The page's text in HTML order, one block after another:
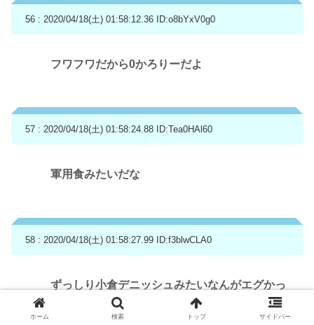
56 : 2020/04/18(土) 01:58:12.36 ID:o8bYxV0g0
フワフワだから0かろりーだよ
57 : 2020/04/18(土) 01:58:24.88 ID:Tea0HAl60
軍用食みたいだな
58 : 2020/04/18(土) 01:58:27.99 ID:f3blwCLA0
ずっしり小倉デニッシュみたいなんがエグかっ
ホーム 検索 トップ サイドバー